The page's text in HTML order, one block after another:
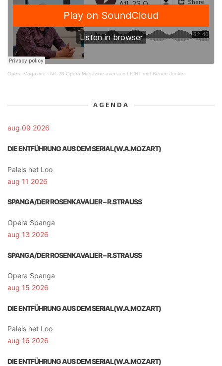
Opera Magazine · Afl. 23 Opera Magazine over aus LICHT met Renee Jonker
AGENDA
aug 09 2026
DIE ENTFÜHRUNG AUS DEM SERIAL(W.A.MOZART)
Paleis het Loo
aug 11 2026
SPANGA/DER ROSENKAVALIER – R.STRAUSS
Opera Spanga
aug 13 2026
SPANGA/DER ROSENKAVALIER – R.STRAUSS
Opera Spanga
aug 15 2026
DIE ENTFÜHRUNG AUS DEM SERIAL(W.A.MOZART)
Paleis het Loo
aug 16 2026
DIE ENTFÜHRUNG AUS DEM SERIAL(W.A.MOZART)